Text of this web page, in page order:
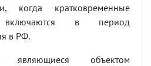
когда кратковременные
в период
в РФ.
объектом